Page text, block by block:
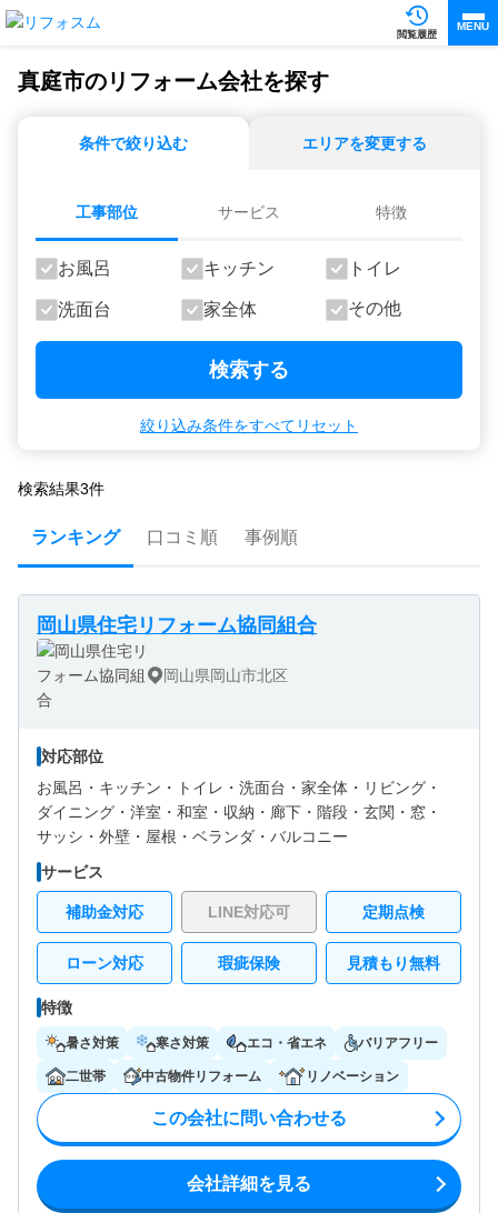
閲覧履歴
MENU
真庭市のリフォーム会社を探す
条件で絞り込む エリアを変更する
工事部位 サービス 特徴
お風呂 キッチン トイレ
洗面台 家全体 その他
検索する
絞り込み条件をすべてリセット
検索結果3件
ランキング 口コミ順 事例順
岡山県住宅リフォーム協同組合
岡山県岡山市北区
対応部位
お風呂・ キッチン・ トイレ・ 洗面台・ 家全体・ リビング・
ダイニング・ 洋室・ 和室・ 収納・ 廊下・ 階段・ 玄関・ 窓・
サッシ・ 外壁・ 屋根・ ベランダ・バルコニー
サービス
補助金対応 LINE対応可 定期点検
ローン対応 瑕疵保険 見積もり無料
特徴
暑さ対策 寒さ対策 エコ・省エネ バリアフリー
二世帯 中古物件リフォーム リノベーション
この会社に問い合わせる
会社詳細を見る